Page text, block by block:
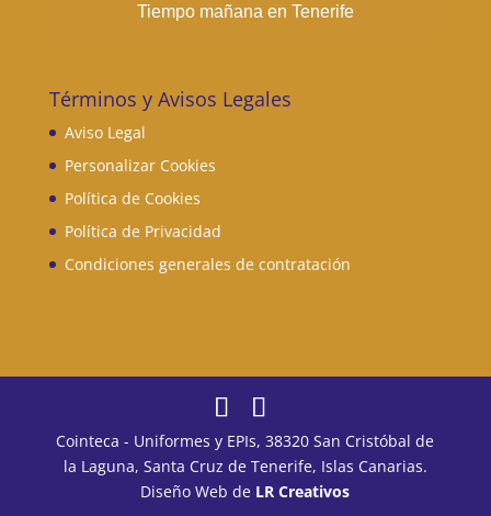
Tiempo mañana en Tenerife
Términos y Avisos Legales
Aviso Legal
Personalizar Cookies
Política de Cookies
Política de Privacidad
Condiciones generales de contratación
Cointeca - Uniformes y EPIs, 38320 San Cristóbal de
la Laguna, Santa Cruz de Tenerife, Islas Canarias.
Diseño Web de LR Creativos